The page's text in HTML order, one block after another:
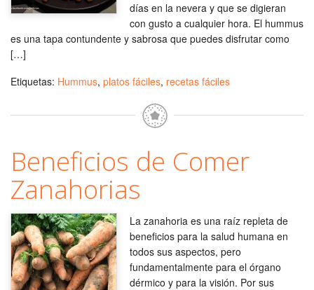
días en la nevera y que se digieran
con gusto a cualquier hora. El hummus
es una tapa contundente y sabrosa que puedes disfrutar como
[…]
Etiquetas: Hummus, platos fáciles, recetas fáciles
Beneficios de Comer
Zanahorias
La zanahoria es una raíz repleta de
beneficios para la salud humana en
todos sus aspectos, pero
fundamentalmente para el órgano
dérmico y para la visión. Por sus